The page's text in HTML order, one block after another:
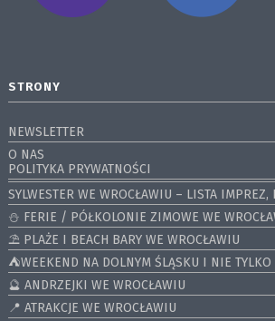
STRONY
NEWSLETTER
O NAS
POLITYKA PRYWATNOŚCI
SYLWESTER WE WROCŁAWIU – LISTA IMPREZ,
⛄️ FERIE / PÓŁKOLONIE ZIMOWE WE
⛱️ PLAŻE I BEACH BARY WE WROCŁAWIU
⛺️WEEKEND NA DOLNYM ŚLĄSKU I NIE TYLKO
🔮 ANDRZEJKI WE WROCŁAWIU
📍 ATRAKCJE WE WROCŁAWIU